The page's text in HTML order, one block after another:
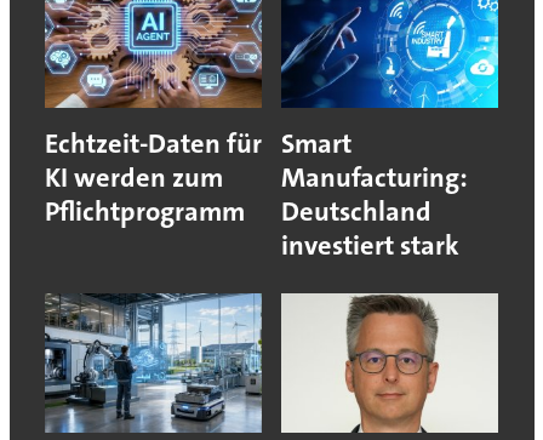
Echtzeit-Daten für
KI werden zum
Pflichtprogramm
Smart
Manufacturing:
Deutschland
investiert stark